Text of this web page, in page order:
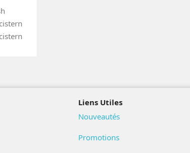
Liens Utiles
Nouveautés
Promotions